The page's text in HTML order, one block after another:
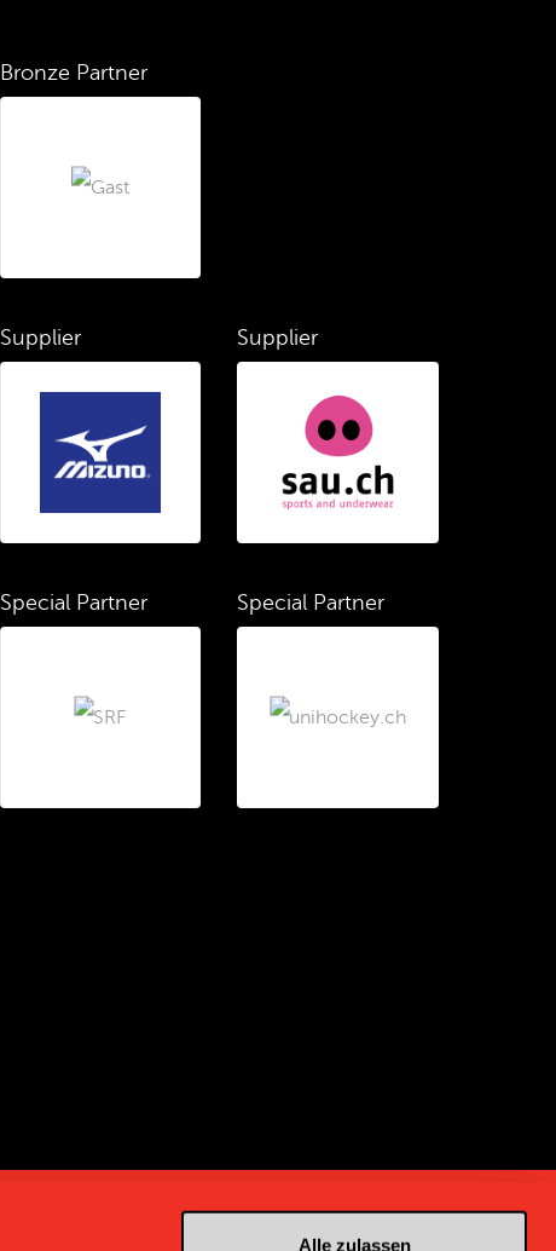
Alle zulassen
Bronze Partner
Supplier Supplier
Special Partner Special Partner